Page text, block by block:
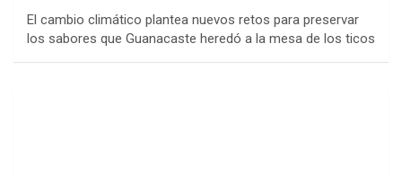
El cambio climático plantea nuevos retos para preservar
los sabores que Guanacaste heredó a la mesa de los ticos